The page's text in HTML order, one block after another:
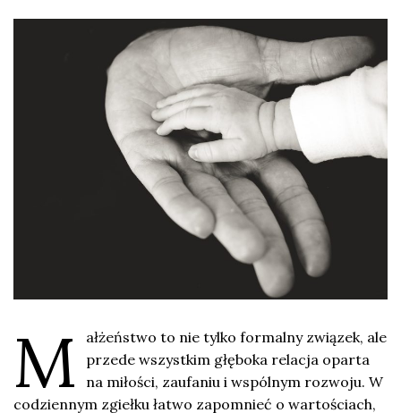
M
ałżeństwo to nie tylko formalny związek, ale
przede wszystkim głęboka relacja oparta
na miłości, zaufaniu i wspólnym rozwoju. W
codziennym zgiełku łatwo zapomnieć o wartościach,